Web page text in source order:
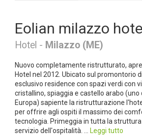
Eolian milazzo
Hotel - Milazzo (ME)
Nuovo completamente ristrutturato,
Hotel nel 2012. Ubicato sul promontorio
esclusivo residence con spazi verdi con
cristallino, spiaggia e castello arabo (uno
Europa) sapiente la ristrutturazione
per offrire agli ospiti il massimo dei
tecnologia. Primeggia in tutta la
servizio dell'ospitalità. ... Leggi tutto